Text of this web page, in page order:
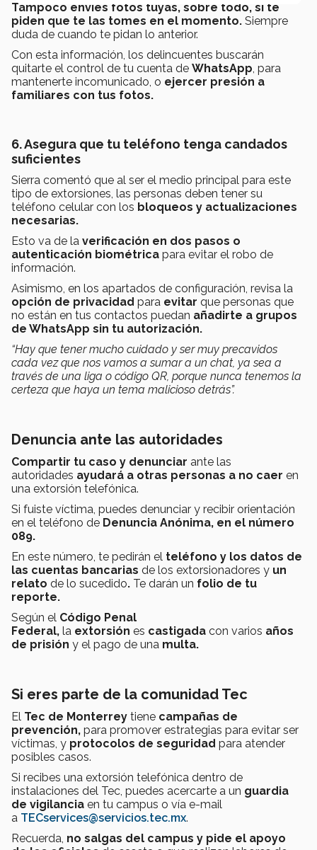
Tampoco envíes fotos tuyas, sobre todo, si te
piden que te las tomes en el momento. Siempre
duda de cuando te pidan lo anterior.
Con esta información, los delincuentes buscarán
quitarte el control de tu cuenta de WhatsApp, para
mantenerte incomunicado, o ejercer presión a
familiares con tus fotos.
6. Asegura que tu teléfono tenga candados
suficientes
Sierra comentó que al ser el medio principal para este
tipo de extorsiones, las personas deben tener su
teléfono celular con los bloqueos y actualizaciones
necesarias.
Esto va de la verificación en dos pasos o
autenticación biométrica para evitar el robo de
información.
Asimismo, en los apartados de configuración, revisa la
opción de privacidad para evitar que personas que
no están en tus contactos puedan añadirte a grupos
de WhatsApp sin tu autorización.
“Hay que tener mucho cuidado y ser muy precavidos
cada vez que nos vamos a sumar a un chat, ya sea a
través de una liga o código QR, porque nunca tenemos la
certeza que haya un tema malicioso detrás”.
Denuncia ante las autoridades
Compartir tu caso y denunciar ante las
autoridades ayudará a otras personas a no caer en
una extorsión telefónica.
Si fuiste víctima, puedes denunciar y recibir orientación
en el teléfono de Denuncia Anónima, en el número
089.
En este número, te pedirán el teléfono y los datos de
las cuentas bancarias de los extorsionadores y un
relato de lo sucedido. Te darán un folio de tu
reporte.
Según el Código Penal
Federal, la extorsión es castigada con varios años
de prisión y el pago de una multa.
Si eres parte de la comunidad Tec
El Tec de Monterrey tiene campañas de
prevención, para promover estrategias para evitar ser
víctimas, y protocolos de seguridad para atender
posibles casos.
Si recibes una extorsión telefónica dentro de
instalaciones del Tec, puedes acercarte a un guardia
de vigilancia en tu campus o vía e-mail
a TECservices@servicios.tec.mx.
Recuerda, no salgas del campus y pide el apoyo